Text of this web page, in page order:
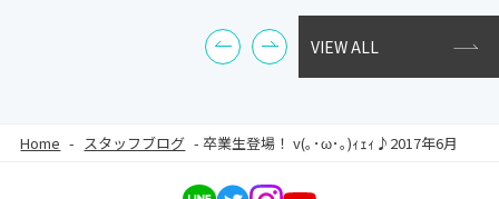
VIEW ALL
Home - スタッフブログ -卒業生登場！ v(｡･ω･｡)ｨｪｨ♪2017年6月